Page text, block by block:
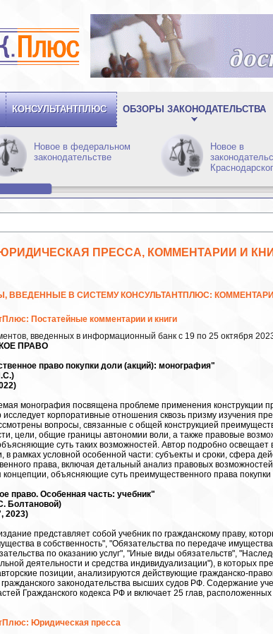
КОНСУЛЬТАНТПЛЮС ОБЗОРЫ ЗАКОНОДАТЕЛЬСТВА
Новое в федеральном
законодательстве
Новое в
ПРЕССА, КОММЕНТАРИИ И
ВВЕДЕННЫЕ В СИСТЕМУ КОНСУЛЬТАНТПЛЮС:
Постатейные комментарии и книги
введенных в информационный банк с 19 по 25 октября
ПРАВО
право покупки доли (акций): монография"
монография посвящена проблеме применения конструкции
исследует корпоративные отношения сквозь призму изучения
вопросы, связанные с общей конструкцией
цели, общие границы автономии воли, а также правовые
суть таких возможностей. Автор подробно
в рамках условной особенной части: субъекты и сроки, сфера
права, включая детальный анализ правовых
концепции, объясняющие суть преимущественного права
право. Особенная часть: учебник"
Болтановой)
2023)
представляет собой учебник по гражданскому праву,
в собственность", "Обязательства по передаче
по оказанию услуг", "Иные виды обязательств",
деятельности и средства индивидуализации"), в которых
позиции, анализируются действующие гражданско-
законодательства высших судов РФ. Содержание
Гражданского кодекса РФ и включает 25 глав,
Юридическая пресса